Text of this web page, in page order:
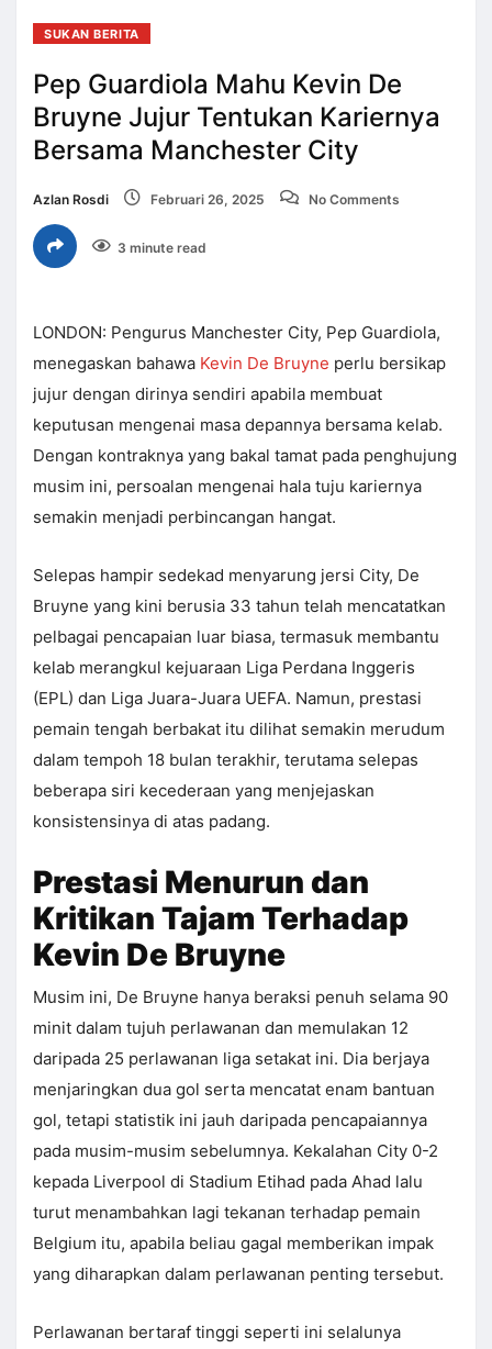
SUKAN BERITA
Pep Guardiola Mahu Kevin De
Bruyne Jujur Tentukan Kariernya
Bersama Manchester City
Azlan Rosdi Februari 26, 2025 No Comments
3 minute read
LONDON: Pengurus Manchester City, Pep Guardiola,
menegaskan bahawa Kevin De Bruyne perlu bersikap
jujur dengan dirinya sendiri apabila membuat
keputusan mengenai masa depannya bersama kelab.
Dengan kontraknya yang bakal tamat pada penghujung
musim ini, persoalan mengenai hala tuju kariernya
semakin menjadi perbincangan hangat.
Selepas hampir sedekad menyarung jersi City, De
Bruyne yang kini berusia 33 tahun telah mencatatkan
pelbagai pencapaian luar biasa, termasuk membantu
kelab merangkul kejuaraan Liga Perdana Inggeris
(EPL) dan Liga Juara-Juara UEFA. Namun, prestasi
pemain tengah berbakat itu dilihat semakin merudum
dalam tempoh 18 bulan terakhir, terutama selepas
beberapa siri kecederaan yang menjejaskan
konsistensinya di atas padang.
Prestasi Menurun dan
Kritikan Tajam Terhadap
Kevin De Bruyne
Musim ini, De Bruyne hanya beraksi penuh selama 90
minit dalam tujuh perlawanan dan memulakan 12
daripada 25 perlawanan liga setakat ini. Dia berjaya
menjaringkan dua gol serta mencatat enam bantuan
gol, tetapi statistik ini jauh daripada pencapaiannya
pada musim-musim sebelumnya. Kekalahan City 0-2
kepada Liverpool di Stadium Etihad pada Ahad lalu
turut menambahkan lagi tekanan terhadap pemain
Belgium itu, apabila beliau gagal memberikan impak
yang diharapkan dalam perlawanan penting tersebut.
Perlawanan bertaraf tinggi seperti ini selalunya